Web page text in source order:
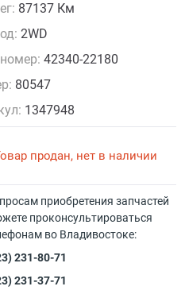
87137 Км
2WD
42340-22180
80547
1347948
продан, нет в наличии
приобретения запчастей
проконсультироваться
во Владивостоке:
231-80-71
231-37-71